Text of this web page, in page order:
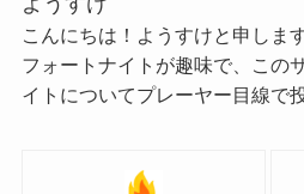
こんにちは！ようすけと申します
フォートナイトが趣味で、この
イトについてプレーヤー目線で